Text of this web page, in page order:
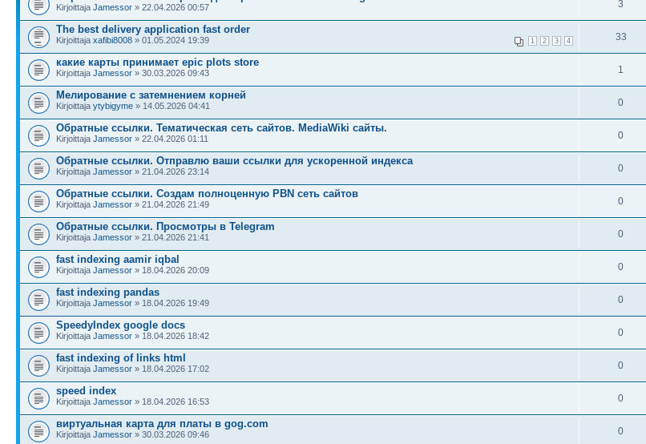
Kirjoittaja Jamessor » 22.04.2026 00:57 3
The best delivery application fast order
1 2 3 4
Kirjoittaja xafibi8008 » 01.05.2024 19:39 33
какие карты принимает epic plots store
Kirjoittaja Jamessor » 30.03.2026 09:43 1
Мелирование с затемнением корней
Kirjoittaja ytybigyme » 14.05.2026 04:41 0
Обратные ссылки. Тематическая сеть сайтов. MediaWiki сайты.
Kirjoittaja Jamessor » 22.04.2026 01:11 0
Обратные ссылки. Отправлю ваши ссылки для ускоренной индекса
Kirjoittaja Jamessor » 21.04.2026 23:14 0
Обратные ссылки. Создам полноценную PBN сеть сайтов
Kirjoittaja Jamessor » 21.04.2026 21:49 0
Обратные ссылки. Просмотры в Telegram
Kirjoittaja Jamessor » 21.04.2026 21:41 0
fast indexing aamir iqbal
Kirjoittaja Jamessor » 18.04.2026 20:09 0
fast indexing pandas
Kirjoittaja Jamessor » 18.04.2026 19:49 0
SpeedyIndex google docs
Kirjoittaja Jamessor » 18.04.2026 18:42 0
fast indexing of links html
Kirjoittaja Jamessor » 18.04.2026 17:02 0
speed index
Kirjoittaja Jamessor » 18.04.2026 16:53 0
виртуальная карта для платы в gog.com
Kirjoittaja Jamessor » 30.03.2026 09:46 0